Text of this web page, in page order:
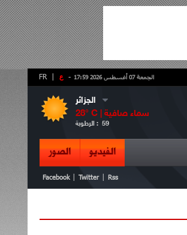
- ع FR الجمعة 07 أغسطس 2026 17:59
الجزائر
28° C | سماء صافية
الرطوبة : 59
الفيديو الصور
Facebook Twitter Rss